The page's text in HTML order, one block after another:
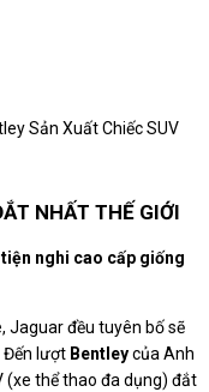
Sản Xuất Chiếc SUV
NHẤT THẾ GIỚI
nghi cao cấp giống
Jaguar đều tuyên bố sẽ
Đến lượt Bentleycủa Anh
(xe thể thao đa dụng) đắt